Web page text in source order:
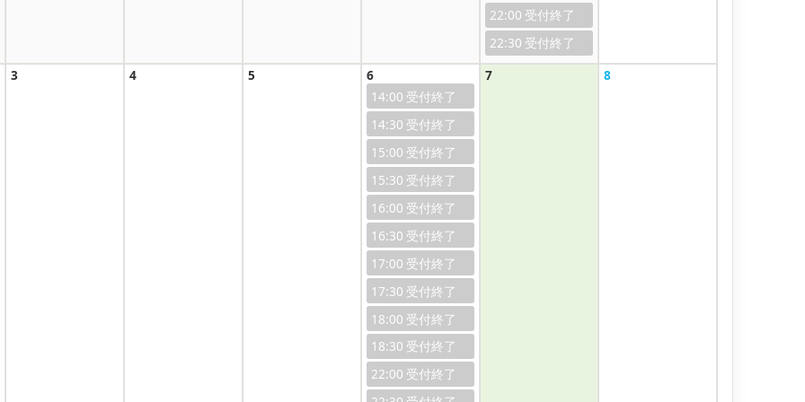
22:00
22:30
3
4 5
6
14:00
14:30
15:00
15:30
16:00
16:30
17:00
17:30
18:00
18:30
22:00
7 8